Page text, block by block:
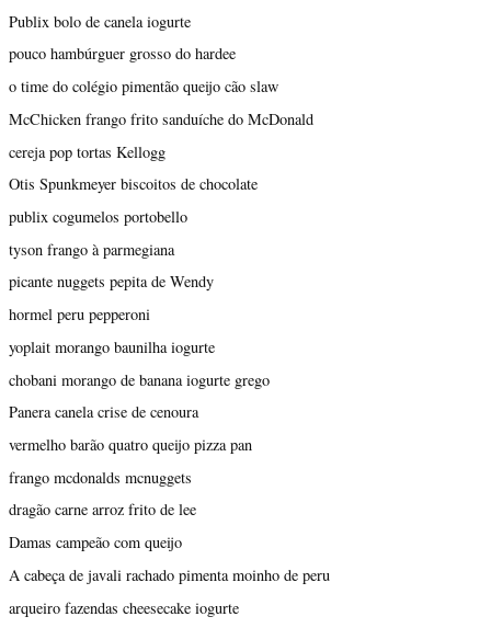
Publix bolo de canela iogurte
pouco hambúrguer grosso do hardee
o time do colégio pimentão queijo cão slaw
McChicken frango frito sanduíche do McDonald
cereja pop tortas Kellogg
Otis Spunkmeyer biscoitos de chocolate
publix cogumelos portobello
tyson frango à parmegiana
picante nuggets pepita de Wendy
hormel peru pepperoni
yoplait morango baunilha iogurte
chobani morango de banana iogurte grego
Panera canela crise de cenoura
vermelho barão quatro queijo pizza pan
frango mcdonalds mcnuggets
dragão carne arroz frito de lee
Damas campeão com queijo
A cabeça de javali rachado pimenta moinho de peru
arqueiro fazendas cheesecake iogurte